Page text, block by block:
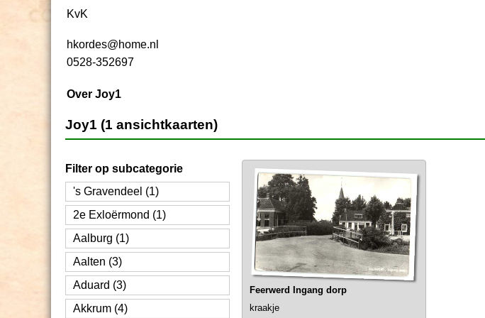
KvK
hkordes@home.nl
0528-352697
Over Joy1
Joy1 (1 ansichtkaarten)
Filter op subcategorie
's Gravendeel (1)
2e Exloërmond (1)
Aalburg (1)
Aalten (3)
Aduard (3)
Akkrum (4)
Feerwerd Ingang dorp
kraakje